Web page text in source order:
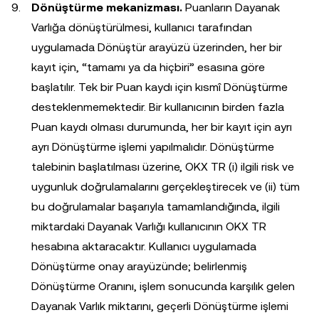
Dönüştürme mekanizması. Puanların Dayanak
Varlığa dönüştürülmesi, kullanıcı tarafından
uygulamada Dönüştür arayüzü üzerinden, her bir
kayıt için, “tamamı ya da hiçbiri” esasına göre
başlatılır. Tek bir Puan kaydı için kısmî Dönüştürme
desteklenmemektedir. Bir kullanıcının birden fazla
Puan kaydı olması durumunda, her bir kayıt için ayrı
ayrı Dönüştürme işlemi yapılmalıdır. Dönüştürme
talebinin başlatılması üzerine, OKX TR (i) ilgili risk ve
uygunluk doğrulamalarını gerçekleştirecek ve (ii) tüm
bu doğrulamalar başarıyla tamamlandığında, ilgili
miktardaki Dayanak Varlığı kullanıcının OKX TR
hesabına aktaracaktır. Kullanıcı uygulamada
Dönüştürme onay arayüzünde; belirlenmiş
Dönüştürme Oranını, işlem sonucunda karşılık gelen
Dayanak Varlık miktarını, geçerli Dönüştürme işlemi